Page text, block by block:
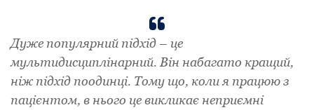
Дуже популярний підхід – це
мультидисциплінарний. Він набагато кращий,
ніж підхід поодинці. Тому що, коли я працюю з
пацієнтом, в нього це викликає неприємні